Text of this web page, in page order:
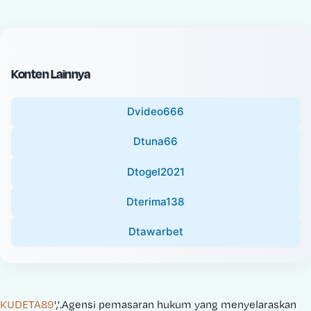
c
e
Konten Lainnya
Dvideo666
Dtuna66
Dtogel2021
Dterima138
Dtawarbet
KUDETA89','.Agensi pemasaran hukum yang menyelaraskan